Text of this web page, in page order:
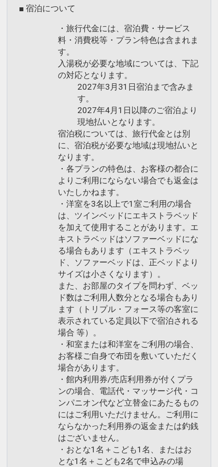
■ 宿泊について
・旅行代金には、宿泊費・サービス
料・消費税等・プラン特色は含まれま
す。
入湯税が必要な地域については、下記
の対応となります。
2027年3月31日宿泊まで含みま
す。
2027年4月1日以降のご宿泊より
現地払いとなります。
宿泊税については、旅行代金とは別
に、宿泊税が必要な地域は現地払いと
なります。
・各プランの特色は、お客様の都合に
よりご利用にならない場合でも返金は
いたしかねます。
・洋室を3名以上で1室ご利用の場合
は、ツインベッドにエキストラベッド
を加えて使用することがあります。エ
キストラベッドはソファーベッドにな
る場合もあります（エキストラベッ
ド、ソファーベッドは、正ベッドより
サイズは小さくなります）。
また、お部屋のタイプを問わず、ベッ
ド数はご利用人数分となる場合もあり
ます（トリプル・フォース等の客室に
表示されている定員以下で宿泊される
場合 等）。
・和室または和洋室をご利用の場合、
お客様ご自身で布団を敷いていただく
場合があります。
・館内利用券/売店利用券が付くプラ
ンの場合、電話代・マッサージ代・コ
ンパニオン代など立替金にあたるもの
にはご利用いただけません。ご利用に
ならなかった利用券の返金または釣銭
はございません。
・おとな1名＋こども1名、またはお
とな1名＋こども2名で申込みの場